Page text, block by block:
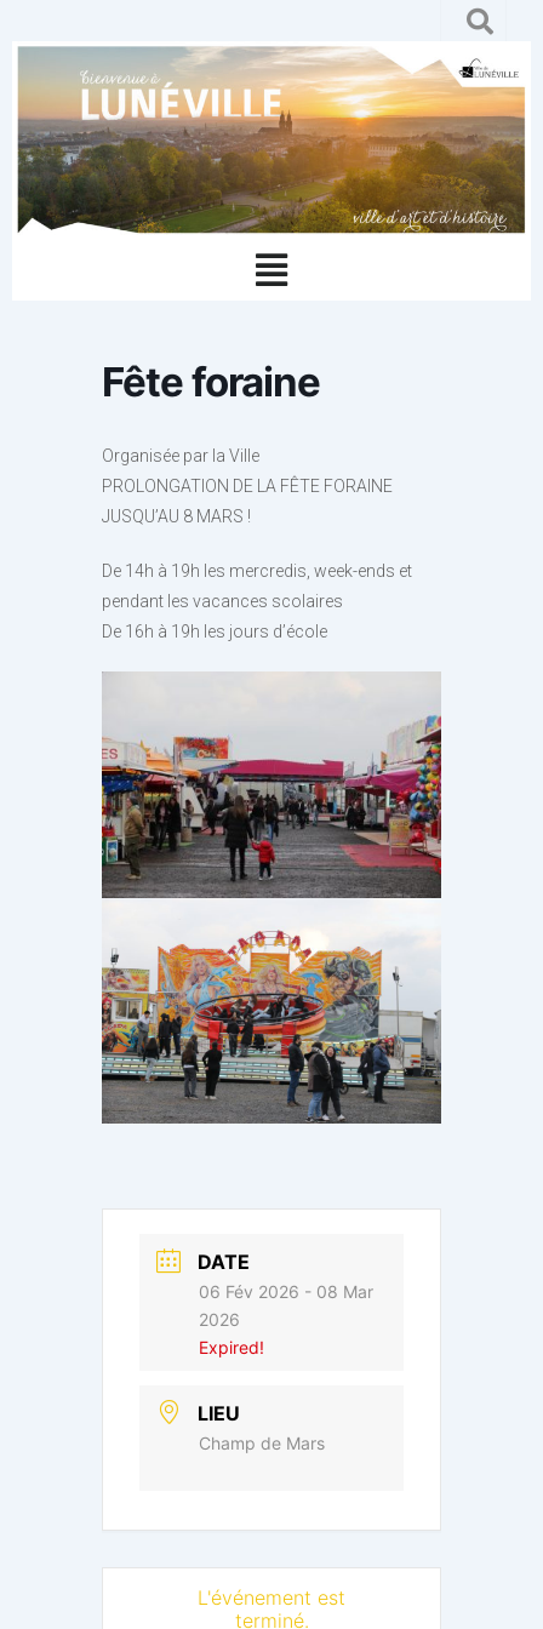
au
Menu
Fête foraine
Organisée par la Ville
PROLONGATION DE LA FÊTE FORAINE
JUSQU’AU 8 MARS !
De 14h à 19h les mercredis, week-ends et
pendant les vacances scolaires
De 16h à 19h les jours d’école
DATE
06 Fév 2026 - 08 Mar
2026
Expired!
LIEU
Champ de Mars
L'événement est
terminé.